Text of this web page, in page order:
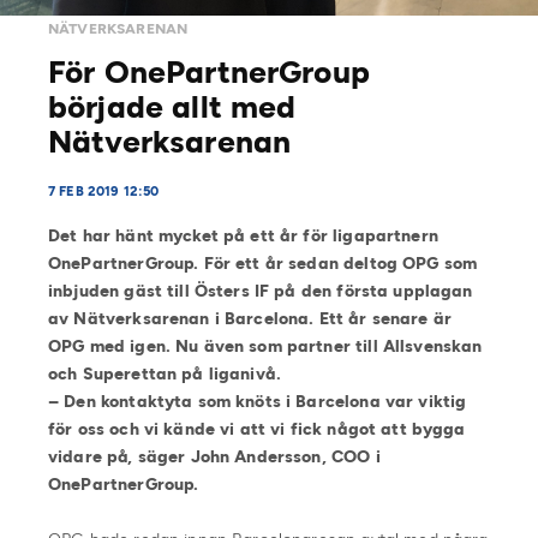
NÄTVERKSARENAN
För OnePartnerGroup
började allt med
Nätverksarenan
7 FEB 2019 12:50
Det har hänt mycket på ett år för ligapartnern
OnePartnerGroup. För ett år sedan deltog OPG som
inbjuden gäst till Östers IF på den första upplagan
av Nätverksarenan i Barcelona. Ett år senare är
OPG med igen. Nu även som partner till Allsvenskan
och Superettan på liganivå.
– Den kontaktyta som knöts i Barcelona var viktig
för oss och vi kände vi att vi fick något att bygga
vidare på, säger John Andersson, COO i
OnePartnerGroup.